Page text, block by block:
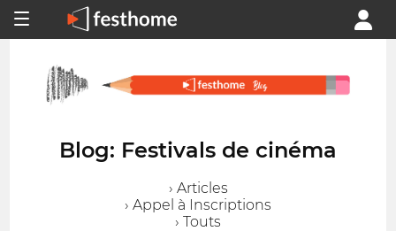
Blog: Festivals de cinéma
› Articles
› Appel à Inscriptions
› Touts